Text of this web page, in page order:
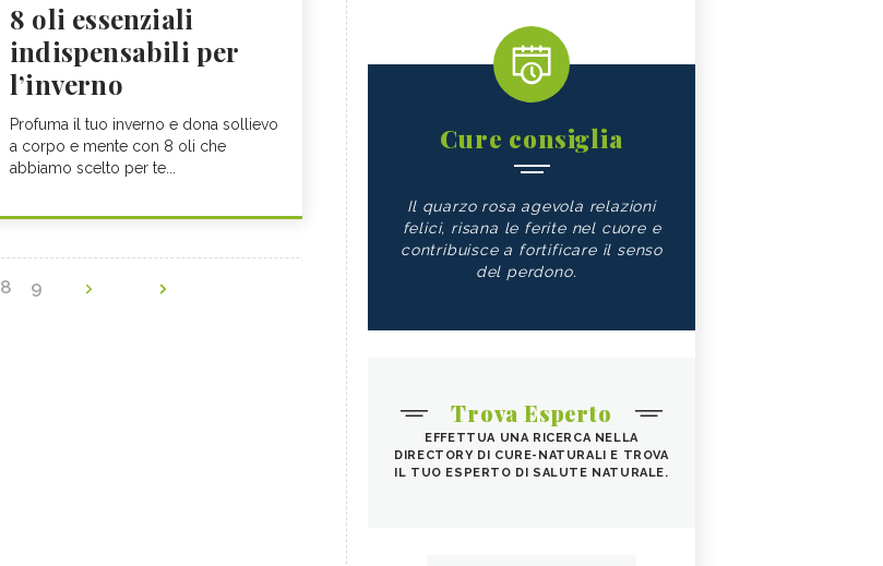
8 oli essenziali
indispensabili per
l’inverno
Profuma il tuo inverno e dona sollievo
a corpo e mente con 8 oli che
abbiamo scelto per te...
8 9
Cure consiglia
Il quarzo rosa agevola relazioni
felici, risana le ferite nel cuore e
contribuisce a fortificare il senso
del perdono.
Trova Esperto
EFFETTUA UNA RICERCA NELLA
DIRECTORY DI CURE-NATURALI E TROVA
IL TUO ESPERTO DI SALUTE NATURALE.